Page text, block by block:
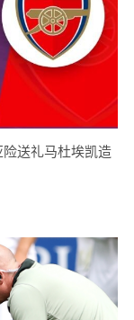
送礼马杜埃凯造